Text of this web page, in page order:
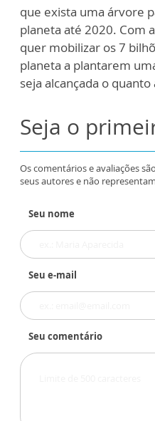
que exista uma árvore
planeta até 2020. Com
quer mobilizar os 7
planeta a plantarem
seja alcançada o quanto
Seja o
Os comentários e avaliações
seus autores e não
Seu nome
Seu e-mail
Seu comentário